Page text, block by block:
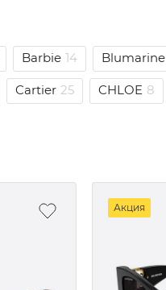
Barbie 14 Blumarine
Cartier 25 CHLOE 8
Акция